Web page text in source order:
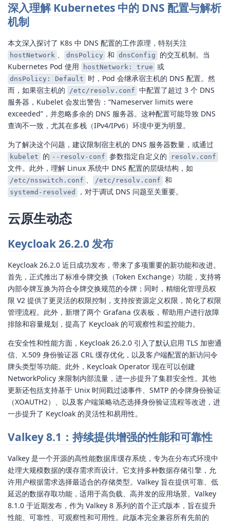
深入理解 Kubernetes 中的 DNS 配置与解析
机制
本文深入探讨了 K8s 中 DNS 配置的工作原理，特别关注
hostNetwork 、 dnsPolicy 和 dnsConfig
的交互机制。当
Kubernetes Pod 使用
hostNetwork: true 或
dnsPolicy: Default
时，Pod 会继承宿主机的 DNS 配置。然
而，如果宿主机的
/etc/resolv.conf 中配置了超过 3 个 DNS
服务器，Kubelet 会发出警告：“Nameserver limits were
exceeded”，并忽略多余的 DNS 服务器。这种配置可能导致 DNS
查询不一致，尤其在多栈（IPv4/IPv6）环境中更为明显。
为了解决这个问题，建议限制宿主机的 DNS 服务器数量，或通过
kubelet 的 --resolv-conf 参数指定自定义的 resolv.conf
文件。此外，理解 Linux 系统中 DNS 配置的层级结构，如
/etc/nsswitch.conf 、 /etc/resolv.conf 和
systemd-resolved ，对于调试 DNS 问题至关重要。
云原生动态
Keycloak 26.2.0 发布
Keycloak 26.2.0 近日成功发布，带来了多项重要的新功能和改进。
首先，正式推出了标准令牌交换（Token Exchange）功能，支持将
内部令牌互换为符合令牌交换规范的令牌；同时，精细化管理员权
限 V2 提供了更灵活的权限控制，支持按资源定义权限，简化了权限
管理流程。此外，新增了两个 Grafana 仪表板，帮助用户进行故障
排除和容量规划，提高了 Keycloak 的可观察性和监控能力。
在安全性和性能方面，Keycloak 26.2.0 引入了默认启用 TLS 加密通
信、X.509 身份验证器 CRL 缓存优化，以及客户端配置的新访问令
牌头类型等功能。此外，Keycloak Operator 现在可以创建
NetworkPolicy 来限制内部流量，进一步提升了集群安全性。其他
更新还包括支持基于 Unix 时间戳过滤事件、SMTP 的令牌身份验证
（XOAUTH2）、以及客户端策略动态选择身份验证流程等改进，进
一步提升了 Keycloak 的灵活性和易用性。
Valkey 8.1：持续提供增强的性能和可靠性
Valkey 是一个开源的高性能数据库缓存系统，专为在分布式环境中
处理大规模数据的缓存需求而设计。它支持多种数据存储引擎，允
许用户根据需求选择最适合的存储类型。Valkey 旨在提供可靠、低
延迟的数据存取功能，适用于高负载、高并发的应用场景。Valkey
8.1.0 于近期发布，作为 Valkey 8 系列的首个正式版本，旨在提升
性能、可靠性、可观察性和可用性。此版本完全兼容所有先前的